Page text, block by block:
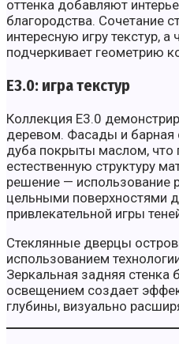
оттенка добавляют
благородства. Сочетание
интересную игру текстур,
подчеркивает геометрию
E3.0: игра текстур
Коллекция E3.0
деревом. Фасады и барная
дуба покрыты маслом, что
естественную структуру
решение — использование
цельными поверхностями
привлекательной игры
Стеклянные дверцы
использованием
Зеркальная задняя стенка
освещением создает
глубины, визуально